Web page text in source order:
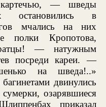
картечью, — шведы
остановились в
мчались на них
полки Кропотова,
— натужным
посреди кареи. —
на шведа!..»
двинулись
озарявшиеся
приказал